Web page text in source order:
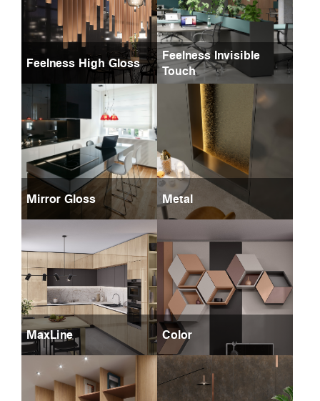
Feelness High Gloss
Feelness Invisible
Touch
Mirror Gloss Metal
MaxLine Color